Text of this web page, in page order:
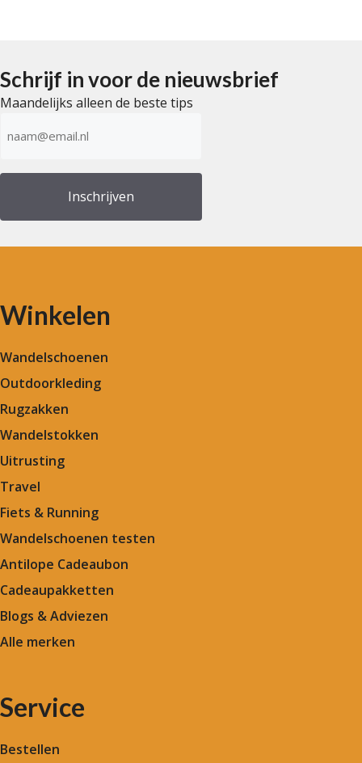
Schrijf in voor de nieuwsbrief
Maandelijks alleen de beste tips
mailadres
Winkelen
Wandelschoenen
Outdoorkleding
Rugzakken
Wandelstokken
Uitrusting
Travel
Fiets & Running
Wandelschoenen testen
Antilope Cadeaubon
Cadeaupakketten
Blogs & Adviezen
Alle merken
Service
Bestellen